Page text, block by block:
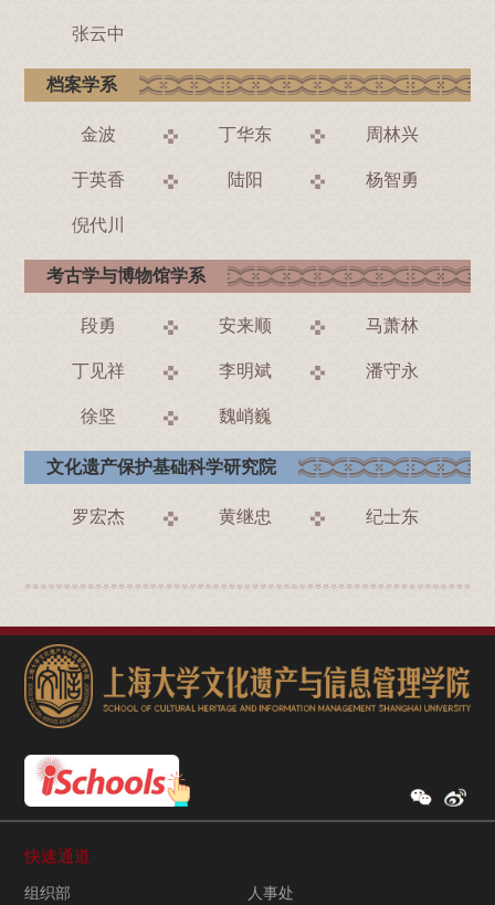
张云中
档案学系
金波 丁华东 周林兴
于英香 陆阳 杨智勇
倪代川
考古学与博物馆学系
段勇 安来顺 马萧林
丁见祥 李明斌 潘守永
徐坚 魏峭巍
文化遗产保护基础科学研究院
罗宏杰 黄继忠 纪士东
快速通道
组织部 人事处